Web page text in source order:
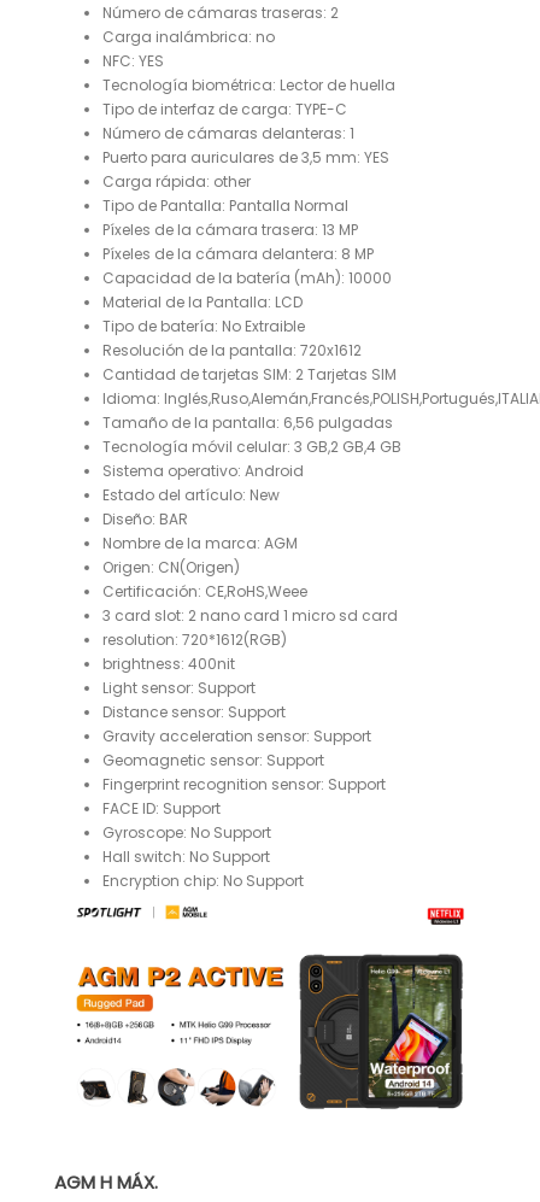
Número de cámaras traseras: 2
Carga inalámbrica: no
NFC: YES
Tecnología biométrica: Lector de huella
Tipo de interfaz de carga: TYPE-C
Número de cámaras delanteras: 1
Puerto para auriculares de 3,5 mm: YES
Carga rápida: other
Tipo de Pantalla: Pantalla Normal
Píxeles de la cámara trasera: 13 MP
Píxeles de la cámara delantera: 8 MP
Capacidad de la batería (mAh): 10000
Material de la Pantalla: LCD
Tipo de batería: No Extraible
Resolución de la pantalla: 720x1612
Cantidad de tarjetas SIM: 2 Tarjetas SIM
Idioma:
Tamaño de la pantalla: 6,56 pulgadas
Tecnología móvil celular: 3 GB,2 GB,4 GB
Sistema operativo: Android
Estado del artículo: New
Diseño: BAR
Nombre de la marca: AGM
Origen: CN(Origen)
Certificación: CE,RoHS,Weee
3 card slot: 2 nano card 1 micro sd card
resolution: 720*1612(RGB)
brightness: 400nit
Light sensor: Support
Distance sensor: Support
Gravity acceleration sensor: Support
Geomagnetic sensor: Support
Fingerprint recognition sensor: Support
FACE ID: Support
Gyroscope: No Support
Hall switch: No Support
Encryption chip: No Support
AGM H MÁX.